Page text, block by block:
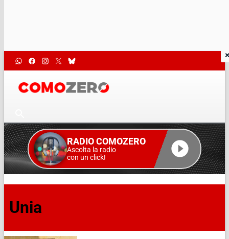
RADIO COMOZERO
Ascolta la radio
con un click!
Unia